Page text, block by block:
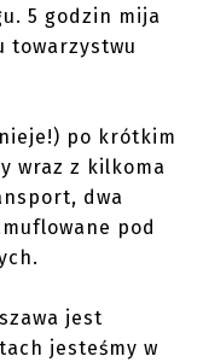
5 godzin mija
towarzystwu
po krótkim
wraz z kilkoma
dwa
pod
jest
jesteśmy w